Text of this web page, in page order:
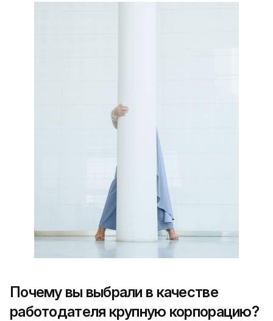
Почему вы выбрали в качестве
работодателя крупную корпорацию?